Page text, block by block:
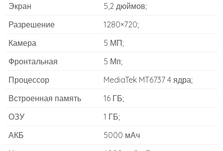
Экран
5,2 дюймов;
Разрешение
1280×720;
Камера
5 МП;
Фронтальная
5 Мп;
Процессор
MediaTek MT6737 4 ядра;
Встроенная память
16 ГБ;
ОЗУ
1 ГБ;
АКБ
5000 мАч